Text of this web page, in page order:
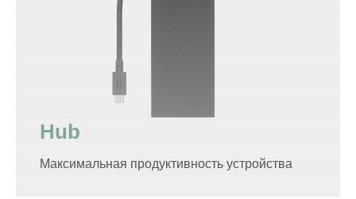
Hub
Максимальная продуктивность устройства